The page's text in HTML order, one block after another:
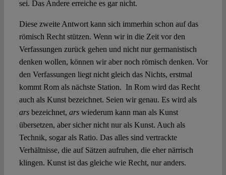
sei. Das Andere erreiche es gar nicht.
Diese zweite Antwort kann sich immerhin schon auf das
römisch Recht stützen. Wenn wir in die Zeit vor den
Verfassungen zurück gehen und nicht nur germanistisch
denken wollen, können wir aber noch römisch denken. Vor
den Verfassungen liegt nicht gleich das Nichts, erstmal
kommt Rom als nächste Station. In Rom wird das Recht
auch als Kunst bezeichnet. Seien wir genau. Es wird als
arsbezeichnet, arswiederum kann man als Kunst
übersetzen, aber sicher nicht nur als Kunst. Auch als
Technik, sogar als Ratio. Das alles sind vertrackte
Verhältnisse, die auf Sätzen aufruhen, die eher närrisch
klingen. Kunst ist das gleiche wie Recht, nur anders.